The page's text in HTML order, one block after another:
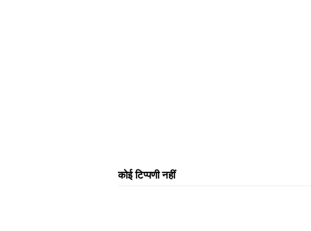
कोई टिप्पणी नहीं